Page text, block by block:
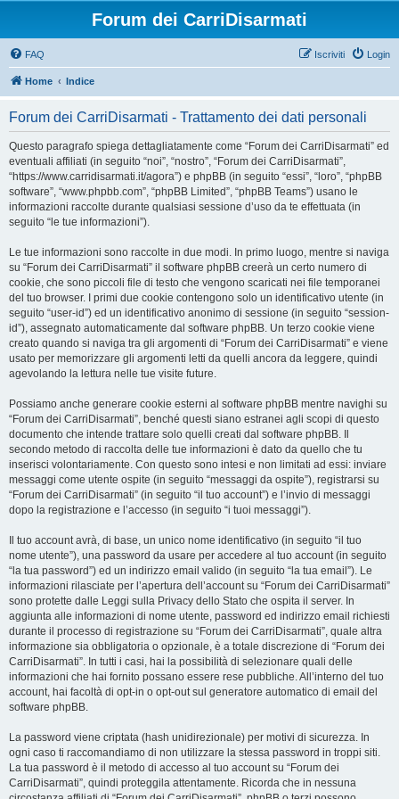
Forum dei CarriDisarmati
FAQ Login
Iscriviti
Home Indice
Forum dei CarriDisarmati - Trattamento dei dati personali
Questo paragrafo spiega dettagliatamente come “Forum dei CarriDisarmati” ed
eventuali affiliati (in seguito “noi”, “nostro”, “Forum dei CarriDisarmati”,
“https://www.carridisarmati.it/agora”) e phpBB (in seguito “essi”, “loro”, “phpBB
software”, “www.phpbb.com”, “phpBB Limited”, “phpBB Teams”) usano le
informazioni raccolte durante qualsiasi sessione d’uso da te effettuata (in
seguito “le tue informazioni”).
Le tue informazioni sono raccolte in due modi. In primo luogo, mentre si naviga
su “Forum dei CarriDisarmati” il software phpBB creerà un certo numero di
cookie, che sono piccoli file di testo che vengono scaricati nei file temporanei
del tuo browser. I primi due cookie contengono solo un identificativo utente (in
seguito “user-id”) ed un identificativo anonimo di sessione (in seguito “session-
id”), assegnato automaticamente dal software phpBB. Un terzo cookie viene
creato quando si naviga tra gli argomenti di “Forum dei CarriDisarmati” e viene
usato per memorizzare gli argomenti letti da quelli ancora da leggere, quindi
agevolando la lettura nelle tue visite future.
Possiamo anche generare cookie esterni al software phpBB mentre navighi su
“Forum dei CarriDisarmati”, benché questi siano estranei agli scopi di questo
documento che intende trattare solo quelli creati dal software phpBB. Il
secondo metodo di raccolta delle tue informazioni è dato da quello che tu
inserisci volontariamente. Con questo sono intesi e non limitati ad essi: inviare
messaggi come utente ospite (in seguito “messaggi da ospite”), registrarsi su
“Forum dei CarriDisarmati” (in seguito “il tuo account”) e l’invio di messaggi
dopo la registrazione e l’accesso (in seguito “i tuoi messaggi”).
Il tuo account avrà, di base, un unico nome identificativo (in seguito “il tuo
nome utente”), una password da usare per accedere al tuo account (in seguito
“la tua password”) ed un indirizzo email valido (in seguito “la tua email”). Le
informazioni rilasciate per l’apertura dell’account su “Forum dei CarriDisarmati”
sono protette dalle Leggi sulla Privacy dello Stato che ospita il server. In
aggiunta alle informazioni di nome utente, password ed indirizzo email richiesti
durante il processo di registrazione su “Forum dei CarriDisarmati”, quale altra
informazione sia obbligatoria o opzionale, è a totale discrezione di “Forum dei
CarriDisarmati”. In tutti i casi, hai la possibilità di selezionare quali delle
informazioni che hai fornito possano essere rese pubbliche. All’interno del tuo
account, hai facoltà di opt-in o opt-out sul generatore automatico di email del
software phpBB.
La password viene criptata (hash unidirezionale) per motivi di sicurezza. In
ogni caso ti raccomandiamo di non utilizzare la stessa password in troppi siti.
La tua password è il metodo di accesso al tuo account su “Forum dei
CarriDisarmati”, quindi proteggila attentamente. Ricorda che in nessuna